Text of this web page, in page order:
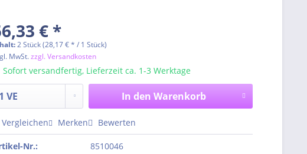
€ *
2 Stück (28,17 € * / 1 Stück)
MwSt.zzgl. Versandkosten
Sofort versandfertig, Lieferzeit ca. 1-3 Werktage
In den Warenkorb
Vergleichen Merken Bewerten
Nr.:
8510046